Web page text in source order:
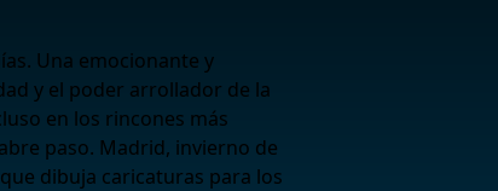
Una emocionante y
y el poder arrollador de la
en los rincones más
paso. Madrid, invierno de
dibuja caricaturas para los